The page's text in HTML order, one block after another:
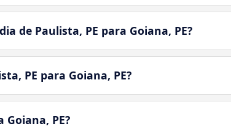
de Paulista, PE para Goiana, PE?
PE para Goiana, PE?
PE?